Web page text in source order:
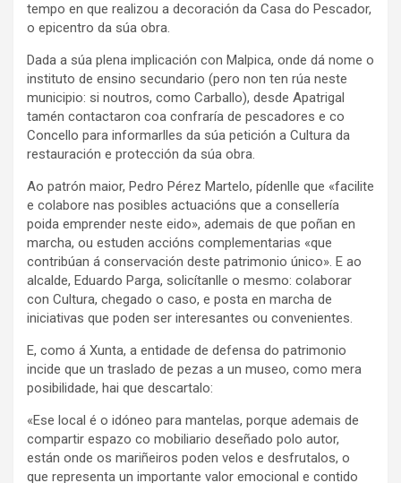
tempo en que realizou a decoración da Casa do Pescador,
o epicentro da súa obra.
Dada a súa plena implicación con Malpica, onde dá nome o
instituto de ensino secundario (pero non ten rúa neste
municipio: si noutros, como Carballo), desde Apatrigal
tamén contactaron coa confraría de pescadores e co
Concello para informarlles da súa petición a Cultura da
restauración e protección da súa obra.
Ao patrón maior, Pedro Pérez Martelo, pídenlle que «facilite
e colabore nas posibles actuacións que a consellería
poida emprender neste eido», ademais de que poñan en
marcha, ou estuden accións complementarias «que
contribúan á conservación deste patrimonio único». E ao
alcalde, Eduardo Parga, solicítanlle o mesmo: colaborar
con Cultura, chegado o caso, e posta en marcha de
iniciativas que poden ser interesantes ou convenientes.
E, como á Xunta, a entidade de defensa do patrimonio
incide que un traslado de pezas a un museo, como mera
posibilidade, hai que descartalo:
«Ese local é o idóneo para mantelas, porque ademais de
compartir espazo co mobiliario deseñado polo autor,
están onde os mariñeiros poden velos e desfrutalos, o
que representa un importante valor emocional e contido